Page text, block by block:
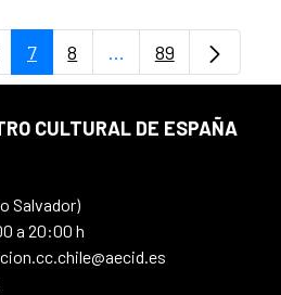
intermedias Use TAB para
Página
7 Página
8 ...PáginasPágina
89
CULTURAL DE ESPAÑA
Salvador)
a 20:00 h